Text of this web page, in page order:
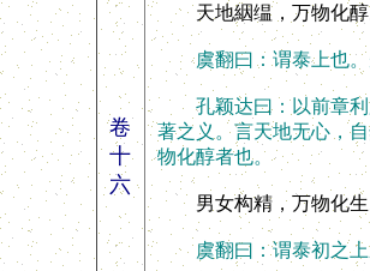
卷
十
六
天地絪缊，万物化醇
虞翻曰：谓泰上也。
孔颖达曰：以前章利
著之义。言天地无心，
物化醇者也。
男女构精，万物化生
虞翻曰：谓泰初之上成